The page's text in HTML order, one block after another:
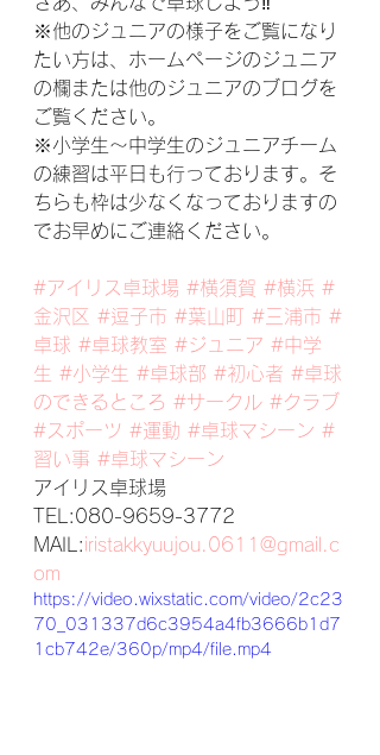
※他のジュニアの様子をご覧になり
たい方は、ホームページのジュニア
の欄または他のジュニアのブログを
ご覧ください。
※小学生～中学生のジュニアチーム
の練習は平日も行っております。そ
ちらも枠は少なくなっておりますの
でお早めにご連絡ください。
#アイリス卓球場 #横須賀 #横浜 #
金沢区 #逗子市 #葉山町 #三浦市 #
卓球 #卓球教室 #ジュニア #中学
生 #小学生 #卓球部 #初心者 #卓球
のできるところ #サークル #クラブ
#スポーツ #運動 #卓球マシーン #
習い事 #卓球マシーン
アイリス卓球場
TEL:080-9659-3772
MAIL:iristakkyuujou.0611@gmail.c
om
https://video.wixstatic.com/video/2c23
70_031337d6c3954a4fb3666b1d7
1cb742e/360p/mp4/file.mp4